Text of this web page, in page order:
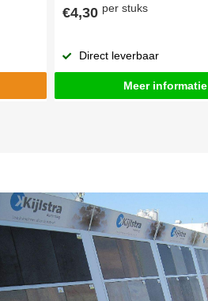
€4,30 per stuks
Direct leverbaar
Meer informatie